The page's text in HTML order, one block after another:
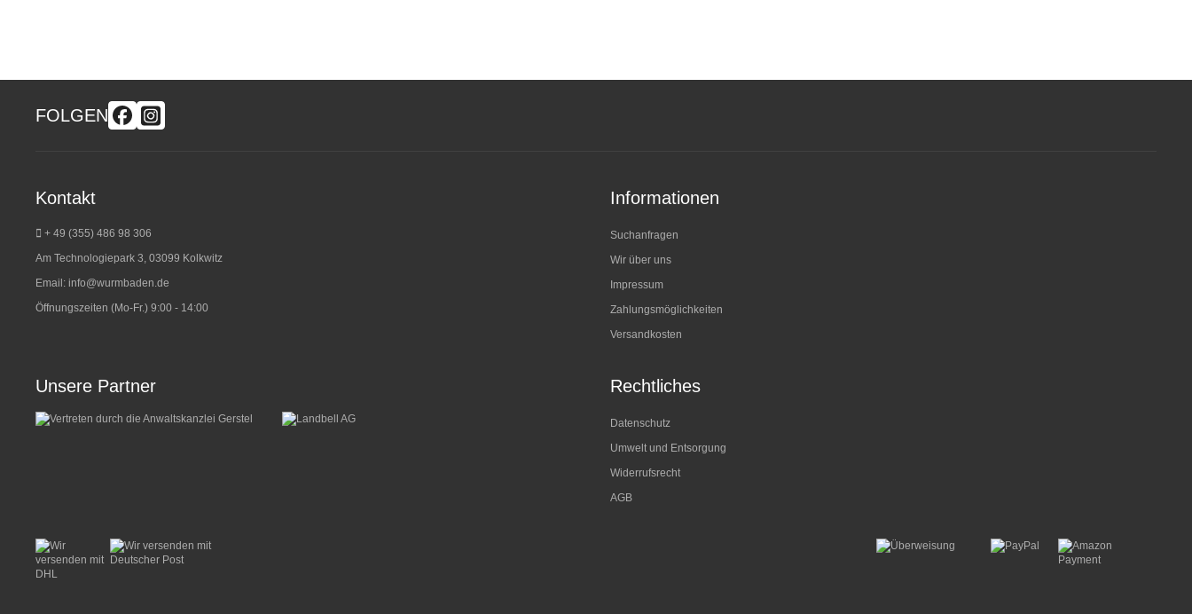
FOLGEN
Kontakt
+ 49 (355) 486 98 306
Am Technologiepark 3, 03099 Kolkwitz
Email: info@wurmbaden.de
Öffnungszeiten (Mo-Fr.) 9:00 - 14:00
Informationen
Suchanfragen
Wir über uns
Impressum
Zahlungsmöglichkeiten
Versandkosten
Unsere Partner Rechtliches
Datenschutz
Umwelt und Entsorgung
Widerrufsrecht
AGB